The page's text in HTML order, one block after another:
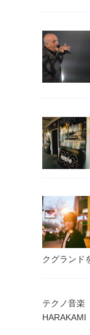
クグランド
テクノ音
HARAKAMI